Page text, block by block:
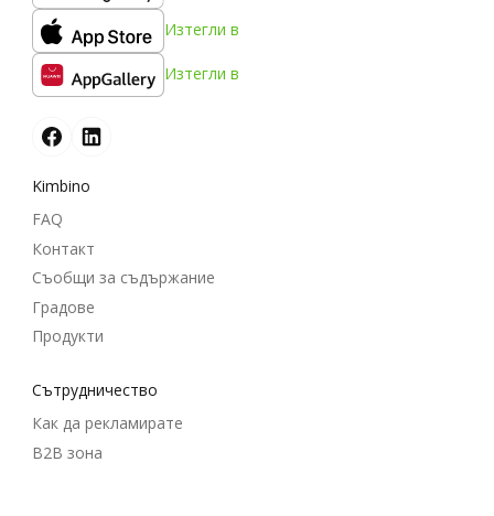
Изтегли в
Изтегли в
Kimbino
FAQ
Контакт
Съобщи за съдържание
Градове
Продукти
Cътрудничество
Как да рекламирате
B2B зона